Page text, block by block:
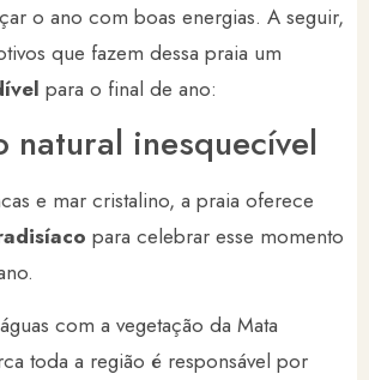
o ano com boas energias. A seguir,
que fazem dessa praia um
para o final de ano:
natural inesquecível
e mar cristalino, a praia oferece
para celebrar esse momento
com a vegetação da Mata
toda a região é responsável por